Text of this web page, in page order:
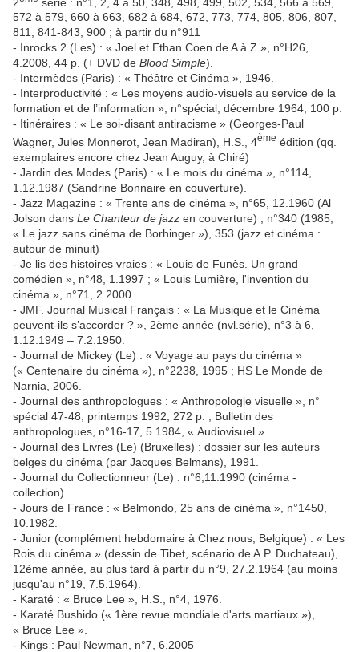
572 à 579, 660 à 663, 682 à 684, 672, 773, 774, 805, 806, 807,
811, 841-843, 900 ; à partir du n°911
- Inrocks 2 (Les) : « Joel et Ethan Coen de A à Z », n°H26,
4.2008, 44 p. (+ DVD de Blood Simple).
- Intermèdes (Paris) : « Théâtre et Cinéma », 1946.
- Interproductivité : « Les moyens audio-visuels au service de la
formation et de l’information », n°spécial, décembre 1964, 100 p.
- Itinéraires : « Le soi-disant antiracisme » (Georges-Paul
Wagner, Jules Monnerot, Jean Madiran), H.S., 4ème édition (qq.
exemplaires encore chez Jean Auguy, à Chiré)
- Jardin des Modes (Paris) : « Le mois du cinéma », n°114,
1.12.1987 (Sandrine Bonnaire en couverture).
- Jazz Magazine : « Trente ans de cinéma », n°65, 12.1960 (Al
Jolson dans Le Chanteur de jazz en couverture) ; n°340 (1985,
« Le jazz sans cinéma de Borhinger »), 353 (jazz et cinéma :
autour de minuit)
- Je lis des histoires vraies : « Louis de Funès. Un grand
comédien », n°48, 1.1997 ; « Louis Lumière, l'invention du
cinéma », n°71, 2.2000.
- JMF. Journal Musical Français : « La Musique et le Cinéma
peuvent-ils s’accorder ? », 2ème année (nvl.série), n°3 à 6,
1.12.1949 – 7.2.1950.
- Journal de Mickey (Le) : « Voyage au pays du cinéma »
(« Centenaire du cinéma »), n°2238, 1995 ; HS Le Monde de
Narnia, 2006.
- Journal des anthropologues : « Anthropologie visuelle », n°
spécial 47-48, printemps 1992, 272 p. ; Bulletin des
anthropologues, n°16-17, 5.1984, « Audiovisuel ».
- Journal des Livres (Le) (Bruxelles) : dossier sur les auteurs
belges du cinéma (par Jacques Belmans), 1991.
- Journal du Collectionneur (Le) : n°6,11.1990 (cinéma -
collection)
- Jours de France : « Belmondo, 25 ans de cinéma », n°1450,
10.1982.
- Junior (complément hebdomaire à Chez nous, Belgique) : « Les
Rois du cinéma » (dessin de Tibet, scénario de A.P. Duchateau),
12ème année, au plus tard à partir du n°9, 27.2.1964 (au moins
jusqu'au n°19, 7.5.1964).
- Karaté : « Bruce Lee », H.S., n°4, 1976.
- Karaté Bushido (« 1ère revue mondiale d'arts martiaux »),
« Bruce Lee ».
- Kings : Paul Newman, n°7, 6.2005